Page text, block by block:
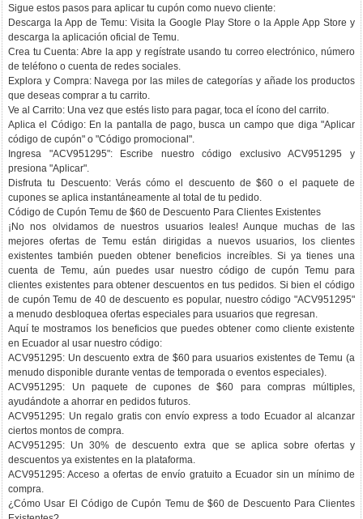
Sigue estos pasos para aplicar tu cupón como nuevo cliente:
Descarga la App de Temu: Visita la Google Play Store o la Apple App Store y
descarga la aplicación oficial de Temu.
Crea tu Cuenta: Abre la app y regístrate usando tu correo electrónico, número
de teléfono o cuenta de redes sociales.
Explora y Compra: Navega por las miles de categorías y añade los productos
que deseas comprar a tu carrito.
Ve al Carrito: Una vez que estés listo para pagar, toca el ícono del carrito.
Aplica el Código: En la pantalla de pago, busca un campo que diga "Aplicar
código de cupón" o "Código promocional".
Ingresa "ACV951295": Escribe nuestro código exclusivo ACV951295 y
presiona "Aplicar".
Disfruta tu Descuento: Verás cómo el descuento de $60 o el paquete de
cupones se aplica instantáneamente al total de tu pedido.
Código de Cupón Temu de $60 de Descuento Para Clientes Existentes
¡No nos olvidamos de nuestros usuarios leales! Aunque muchas de las
mejores ofertas de Temu están dirigidas a nuevos usuarios, los clientes
existentes también pueden obtener beneficios increíbles. Si ya tienes una
cuenta de Temu, aún puedes usar nuestro código de cupón Temu para
clientes existentes para obtener descuentos en tus pedidos. Si bien el código
de cupón Temu de 40 de descuento es popular, nuestro código "ACV951295"
a menudo desbloquea ofertas especiales para usuarios que regresan.
Aquí te mostramos los beneficios que puedes obtener como cliente existente
en Ecuador al usar nuestro código:
ACV951295: Un descuento extra de $60 para usuarios existentes de Temu (a
menudo disponible durante ventas de temporada o eventos especiales).
ACV951295: Un paquete de cupones de $60 para compras múltiples,
ayudándote a ahorrar en pedidos futuros.
ACV951295: Un regalo gratis con envío express a todo Ecuador al alcanzar
ciertos montos de compra.
ACV951295: Un 30% de descuento extra que se aplica sobre ofertas y
descuentos ya existentes en la plataforma.
ACV951295: Acceso a ofertas de envío gratuito a Ecuador sin un mínimo de
compra.
¿Cómo Usar El Código de Cupón Temu de $60 de Descuento Para Clientes